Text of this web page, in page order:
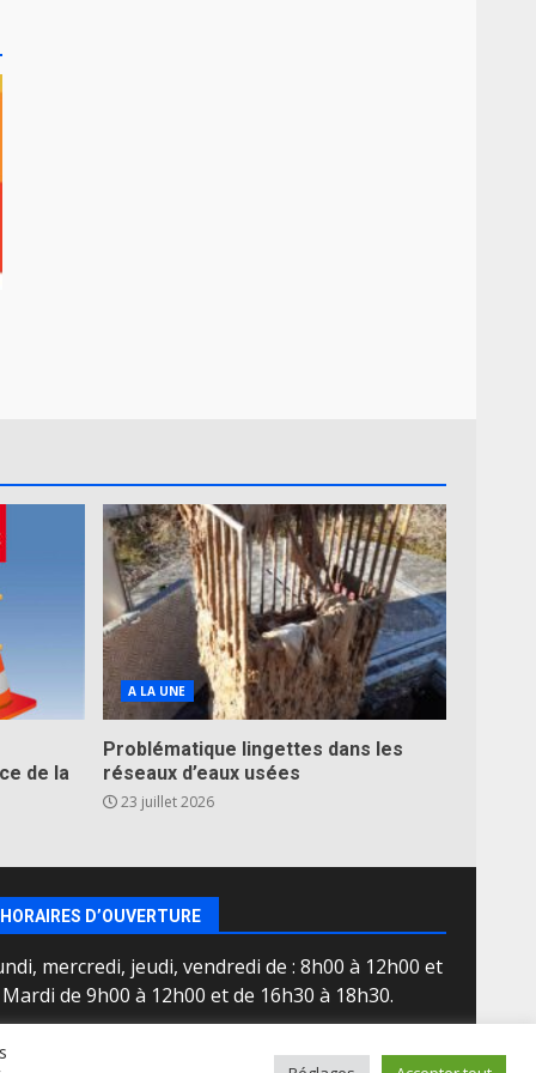
de la
A LA UNE
Problématique lingettes dans les
réseaux d’eaux usées
23 juillet 2026
HORAIRES D’OUVERTURE
mercredi, jeudi, vendredi de : 8h00 à 12h00 et
de 9h00 à 12h00 et de 16h30 à 18h30.